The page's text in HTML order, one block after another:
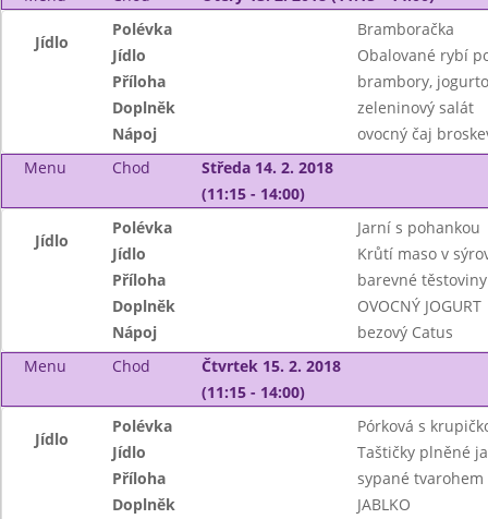
Jídlo
Polévka
Bramboračka
Jídlo
Obalované rybí
Příloha
brambory,
Doplněk
zeleninový salát
Nápoj
ovocný čaj
Menu
Chod
Středa 14. 2. 2018
(11:15 - 14:00)
Jídlo
Polévka
Jarní s pohankou
Jídlo
Krůtí maso v
Příloha
barevné těstoviny
Doplněk
OVOCNÝ JOGURT
Nápoj
bezový Catus
Menu
Chod
Čtvrtek 15. 2. 2018
(11:15 - 14:00)
Jídlo
Polévka
Pórková s
Jídlo
Taštičky plněné
Příloha
sypané tvarohem
Doplněk
JABLKO